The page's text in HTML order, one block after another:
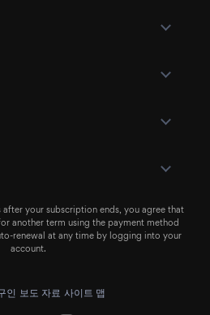
after your subscription ends, you agree that
another term using the payment method
renewal at any time by logging into your
account.
인 보도 자료 사이트 맵